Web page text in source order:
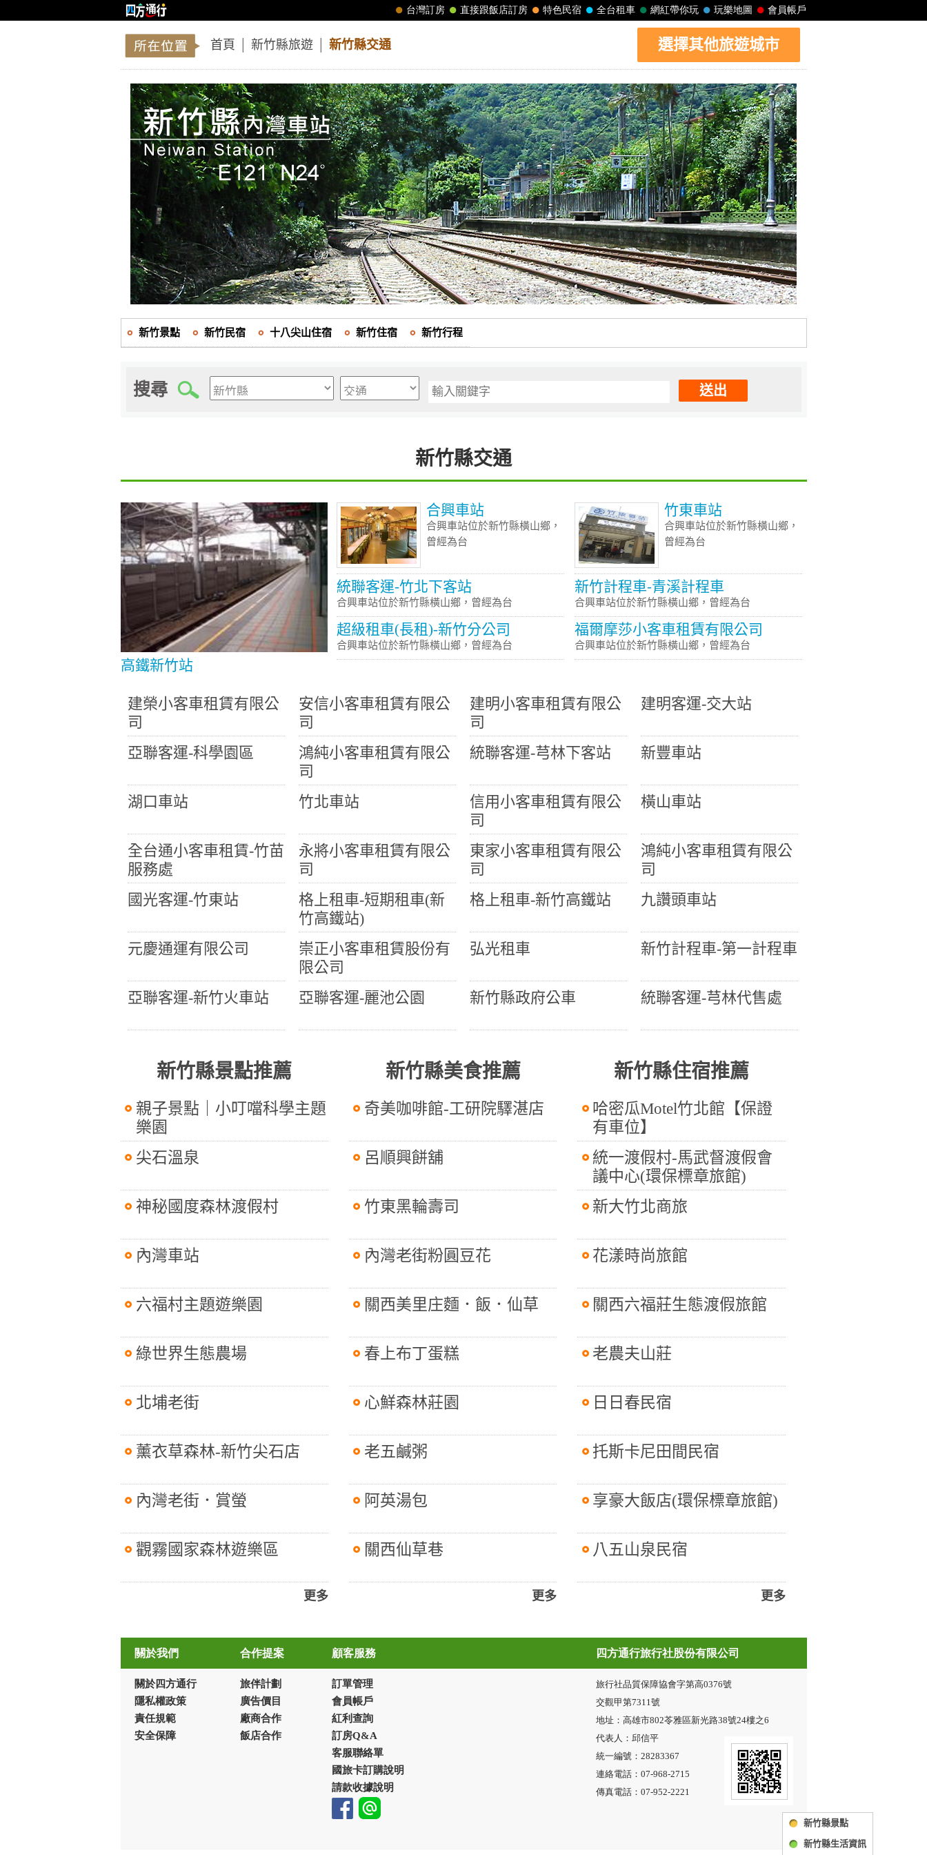
首頁 新竹縣旅遊│ 新竹縣交通 選擇其他旅遊城市
新竹縣景點
新竹縣生活資訊
新竹景點 新竹民宿 十八尖山住宿 新竹住宿 新竹行程
搜尋 送出
新竹縣交通
高鐵新竹站
合興車站
合興車站位於新竹縣橫山鄉，
曾經為台
竹東車站
合興車站位於新竹縣橫山鄉，
曾經為台
統聯客運-竹北下客站
合興車站位於新竹縣橫山鄉，曾經為台
新竹計程車-青溪計程車
合興車站位於新竹縣橫山鄉，曾經為台
超級租車(長租)-新竹分公司
合興車站位於新竹縣橫山鄉，曾經為台
福爾摩莎小客車租賃有限公司
合興車站位於新竹縣橫山鄉，曾經為台
建榮小客車租賃有限公
司
安信小客車租賃有限公
司
建明小客車租賃有限公
司
建明客運-交大站
亞聯客運-科學園區
鴻純小客車租賃有限公
司
統聯客運-芎林下客站 新豐車站
湖口車站 竹北車站
信用小客車租賃有限公
司
橫山車站
全台通小客車租賃-竹苗
服務處
永將小客車租賃有限公
司
東家小客車租賃有限公
司
鴻純小客車租賃有限公
司
國光客運-竹東站
格上租車-短期租車(新
竹高鐵站)
格上租車-新竹高鐵站 九讚頭車站
元慶通運有限公司
崇正小客車租賃股份有
限公司
弘光租車 新竹計程車-第一計程車
亞聯客運-新竹火車站 亞聯客運-麗池公園 新竹縣政府公車 統聯客運-芎林代售處
新竹縣景點推薦
親子景點｜小叮噹科學主題
樂園
尖石溫泉
神秘國度森林渡假村
內灣車站
六福村主題遊樂園
綠世界生態農場
北埔老街
薰衣草森林-新竹尖石店
內灣老街．賞螢
觀霧國家森林遊樂區
更多
新竹縣美食推薦
奇美咖啡館-工研院驛湛店
呂順興餅舖
竹東黑輪壽司
內灣老街粉圓豆花
關西美里庄麵．飯．仙草
春上布丁蛋糕
心鮮森林莊園
老五鹹粥
阿英湯包
關西仙草巷
更多
新竹縣住宿推薦
哈密瓜Motel竹北館【保證
有車位】
統一渡假村-馬武督渡假會
議中心(環保標章旅館)
新大竹北商旅
花漾時尚旅館
關西六福莊生態渡假旅館
老農夫山莊
日日春民宿
托斯卡尼田間民宿
享豪大飯店(環保標章旅館)
八五山泉民宿
更多